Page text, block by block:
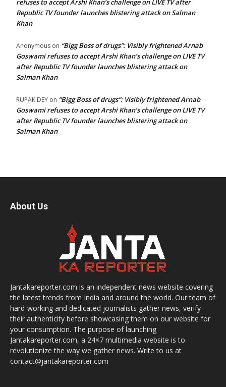
refuses to accept Arshi Khan’s challenge on LIVE TV after
Republic TV founder launches blistering attack on Salman
Khan
Anonymous on “Bigg Boss of drugs”: Visibly frightened Arnab
Goswami refuses to accept Arshi Khan’s challenge on LIVE TV
after Republic TV founder launches blistering attack on
Salman Khan
RUPAK DEY on “Bigg Boss of drugs”: Visibly frightened Arnab
Goswami refuses to accept Arshi Khan’s challenge on LIVE TV
after Republic TV founder launches blistering attack on
Salman Khan
About Us
Jantakareporter.com is an independent news website covering
the latest trends from India and around the world. Our team of
hard-working and dedicated journalists gather news, verify
their authenticity before showcasing them on our website for
your consumption. The purpose of launching
Jantakareporter.com, a 24×7 multimedia website is to
revolutionize the way we gather news. Write to us at
contact@jantakareporter.com